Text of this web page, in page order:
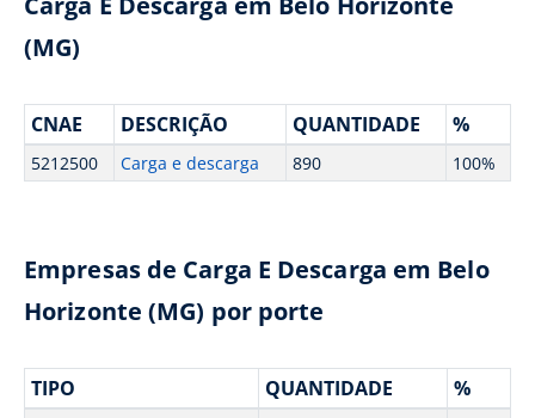
(MG)
CNAE DESCRIÇÃO QUANTIDADE %
5212500 Carga e descarga 890 100%
Empresas de Carga E Descarga em Belo
Horizonte (MG) por porte
TIPO QUANTIDADE %